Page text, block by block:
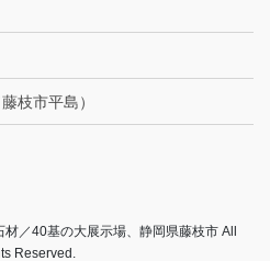
枝市平島）
／40基の大展示場、静岡県藤枝市 All
Reserved.